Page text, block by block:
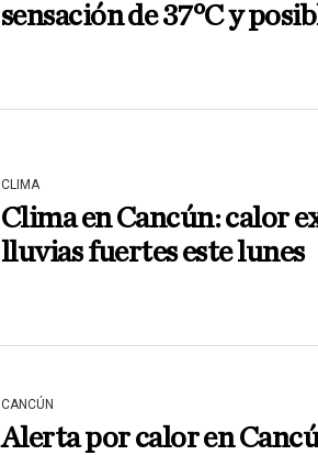
sensación de 37°C y
CLIMA
Clima en Cancún: calor
lluvias fuertes este lunes
CANCÚN
Alerta por calor en